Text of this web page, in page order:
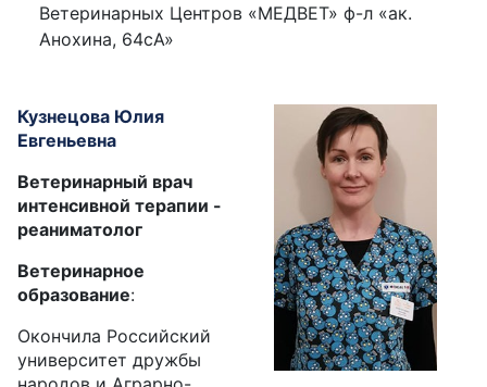
Ветеринарных Центров «МЕДВЕТ» ф-л «ак.
Анохина, 64сА»
Кузнецова Юлия
Евгеньевна
Ветеринарный врач
интенсивной терапии -
реаниматолог
Ветеринарное
образование:
Окончила Российский
университет дружбы